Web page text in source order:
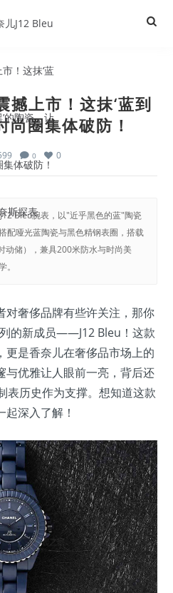
上市！这抹‘蓝到
尚圈集体破防！
0 0
Bleu腕表，以"近乎黑色的蓝"陶瓷
配哑光蓝陶瓷与黑色精钢表圈，搭载
动储），兼具200米防水与时尚美
对奢侈品牌有些许关注，那你
的新成员——J12 Bleu！这款
更是香奈儿在奢侈品市场上的
与优雅让人眼前一亮，背后还
表历史作为支撑。想知道这款
深入了解！